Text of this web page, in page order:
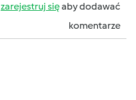
zarejestruj sięaby dodawać
komentarze